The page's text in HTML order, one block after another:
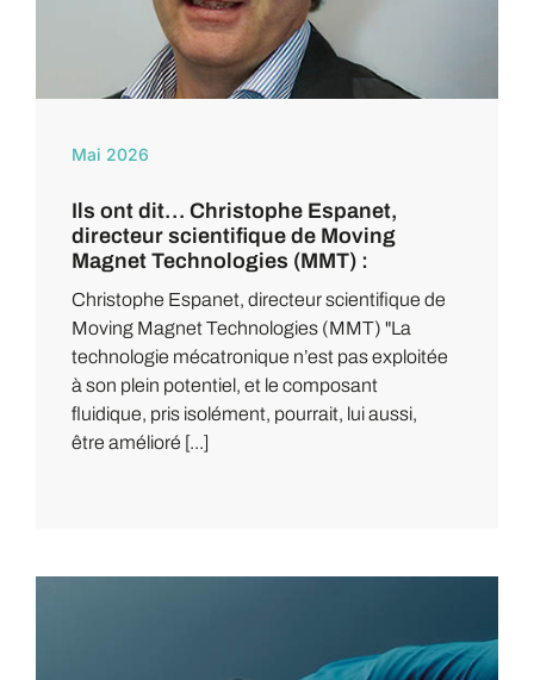
Mai 2026
Ils ont dit… Christophe Espanet,
directeur scientifique de Moving
Magnet Technologies (MMT) :
Christophe Espanet, directeur scientifique de
Moving Magnet Technologies (MMT) "La
technologie mécatronique n’est pas exploitée
à son plein potentiel, et le composant
fluidique, pris isolément, pourrait, lui aussi,
être amélioré [...]